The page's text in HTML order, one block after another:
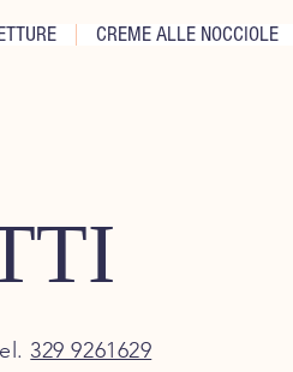
CREME ALLE NOCCIOLE
329 9261629